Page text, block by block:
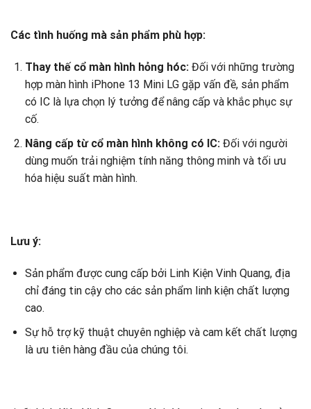
Các tình huống mà sản phẩm phù hợp:
Thay thế cổ màn hình hỏng hóc:Đối với những trường
hợp màn hình iPhone 13 Mini LG gặp vấn đề, sản phẩm
có IC là lựa chọn lý tưởng để nâng cấp và khắc phục sự
cố.
Nâng cấp từ cổ màn hình không có IC:Đối với người
dùng muốn trải nghiệm tính năng thông minh và tối ưu
hóa hiệu suất màn hình.
Lưu ý:
Sản phẩm được cung cấp bởi Linh Kiện Vinh Quang, địa
chỉ đáng tin cậy cho các sản phẩm linh kiện chất lượng
cao.
Sự hỗ trợ kỹ thuật chuyên nghiệp và cam kết chất lượng
là ưu tiên hàng đầu của chúng tôi.